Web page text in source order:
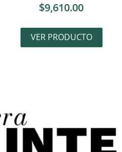
$9,610.00
VER PRODUCTO